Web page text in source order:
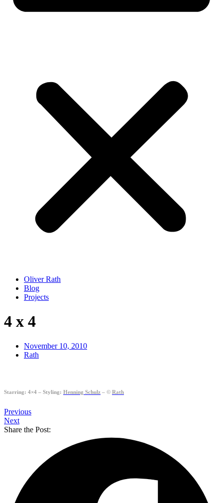
Oliver Rath
Blog
Projects
4 x 4
November 10, 2010
Rath
Starring: 4×4 – Styling: Henning Schulz – © Rath
Previous
Next
Share the Post: